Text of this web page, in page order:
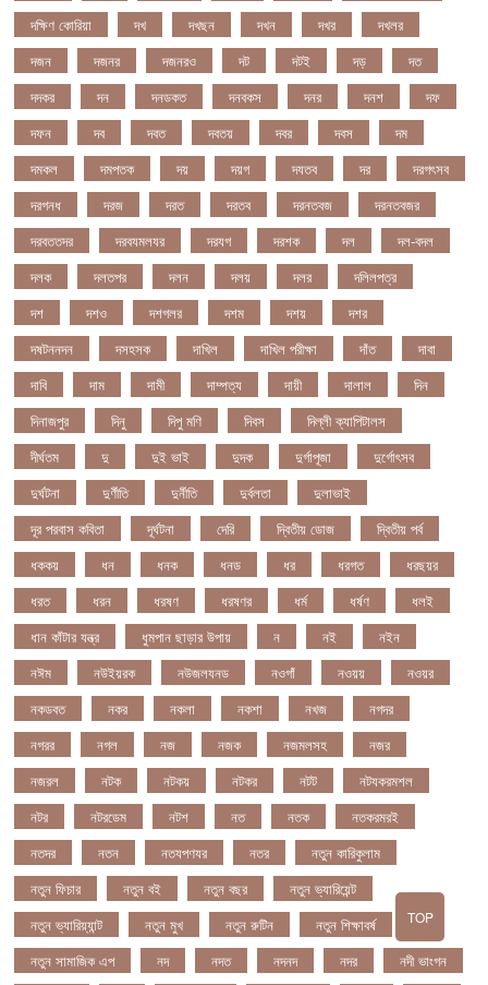
দক্ষিণ কোরিয়া
দখ দখছন দখন দখর
দখলর
দজন
দজনর দজনরও দট দটই দড়
দত
দদকর
দন দনডকত দনবকস দনর দনশ
দফ
দফন
দব দবত দবতয় দবর দবস
দম
দমকল
দমপতক দয় দয়গ দযতব দর
দরগৎসব
দরগনধ
দরজ দরত দরতব দরনতবজ
দরনতবজর
দরবততদর
দরবযমলযর দরযগ দরশক দল
দল-বদল
দলক
দলতপর দলন দলয় দলর
দলিলপত্র
দশ
দশও দশগলর দশম দশয়
দশর
দষটননদন
দসহসক দাখিল দাখিল পরীক্ষা দাঁত
দাবা
দাবি
দাম দামী দাম্পত্য দায়ী দালাল
দিন
দিনাজপুর
দিনু দিপু মণি দিবস
দিল্লী ক্যাপিটালস
দীর্ঘতম
দু দুই ভাই দুদক দুর্গাপূজা
দুর্গোৎসব
দুর্ঘটনা
দুর্ণীতি দুর্নীতি দুর্বলতা
দুলাভাই
দূর পরবাস কবিতা
দূর্ঘটনা দেরি দ্বিতীয় ডোজ
দ্বিতীয় পর্ব
ধককয়
ধন ধনক ধনড ধর ধরগত
ধরছয়র
ধরত
ধরন ধরষণ ধরষণর ধর্ম ধর্ষণ
ধলই
ধান কাঁটার যন্ত্র
ধুমপান ছাড়ার উপায় ন নই
নইন
নঈম
নউইয়রক নউজলযনড নওগাঁ নওয়য়
নওয়র
নকডবত
নকর নকলা নকশা নখজ
নগদর
নগরর
নগল নজ নজক নজমলসহ
নজর
নজরল
নটক নটকয় নটকর নটট
নটযকরমশল
নটর
নটরডেম নটশ নত নতক
নতকরমরই
নতদর
নতন নতযপণযর নতর
নতুন কারিকুলাম
নতুন ফিচার
নতুন বই নতুন বছর
নতুন ভ্যারিয়েন্ট
নতুন ভ্যারিয়্যান্ট
নতুন মুখ নতুন রুটিন
নতুন শিক্ষাবর্ষ
নতুন সামাজিক এপ
নদ নদত নদনদ নদর নদী ভাংগন
TOP